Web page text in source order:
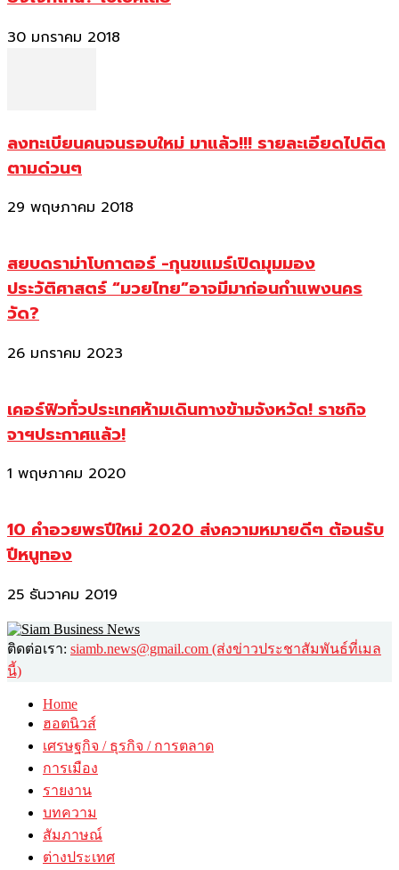
30 มกราคม 2018
ลงทะเบียนคนจนรอบใหม่ มาแล้ว!!! รายละเอียดไปติด
ตามด่วนๆ
29 พฤษภาคม 2018
สยบดราม่าโบกาตอร์ -กุนขแมร์เปิดมุมมอง
ประวัติศาสตร์ “มวยไทย”อาจมีมาก่อนกำแพงนคร
วัด?
26 มกราคม 2023
เคอร์ฟิวทั่วประเทศห้ามเดินทางข้ามจังหวัด! ราชกิจ
จาฯประกาศแล้ว!
1 พฤษภาคม 2020
10 คำอวยพรปีใหม่ 2020 ส่งความหมายดีๆ ต้อนรับ
ปีหนูทอง
25 ธันวาคม 2019
ติดต่อเรา: siamb.news@gmail.com (ส่งข่าวประชาสัมพันธ์ที่เมล
นี้)
Home
ฮอตนิวส์
เศรษฐกิจ / ธุรกิจ / การตลาด
การเมือง
รายงาน
บทความ
สัมภาษณ์
ต่างประเทศ